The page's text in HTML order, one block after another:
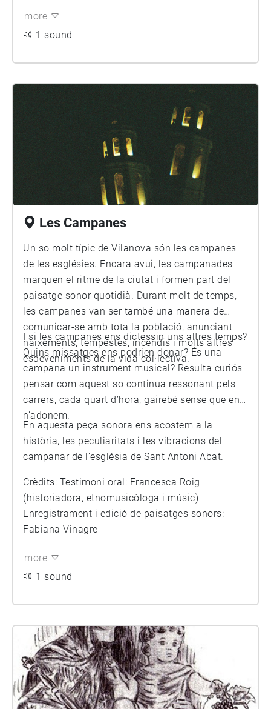
more
1 sound
Les Campanes
Un so molt típic de Vilanova són les campanes
de les esglésies. Encara avui, les campanades
marquen el ritme de la ciutat i formen part del
paisatge sonor quotidià. Durant molt de temps,
les campanes van ser també una manera de
comunicar-se amb tota la població, anunciant
naixements, tempestes, incendis i molts altres
esdeveniments de la vida col·lectiva.
I si les campanes ens dictessin uns altres temps?
Quins missatges ens podrien donar? És una
campana un instrument musical? Resulta curiós
pensar com aquest so continua ressonant pels
carrers, cada quart d’hora, gairebé sense que ens
n’adonem.
En aquesta peça sonora ens acostem a la
història, les peculiaritats i les vibracions del
campanar de l’església de Sant Antoni Abat.
Crèdits: Testimoni oral: Francesca Roig
(historiadora, etnomusicòloga i músic)
Enregistrament i edició de paisatges sonors:
Fabiana Vinagre
more
1 sound